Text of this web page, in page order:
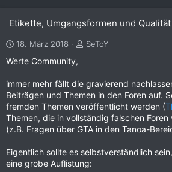
Etikette, Umgangsformen und
18. März 2018 SeToY
Werte Community,
immer mehr fällt die gravierend
Beiträgen und Themen in den Foren auf.
fremden Themen veröffentlicht werden (
Themen, die in vollständig falschen
(z.B. Fragen über GTA in den Tanoa-
Eigentlich sollte es selbstverständlich
eine grobe Auflistung: